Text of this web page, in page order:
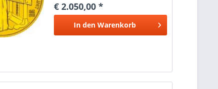
€ 2.050,00 *
In den Warenkorb